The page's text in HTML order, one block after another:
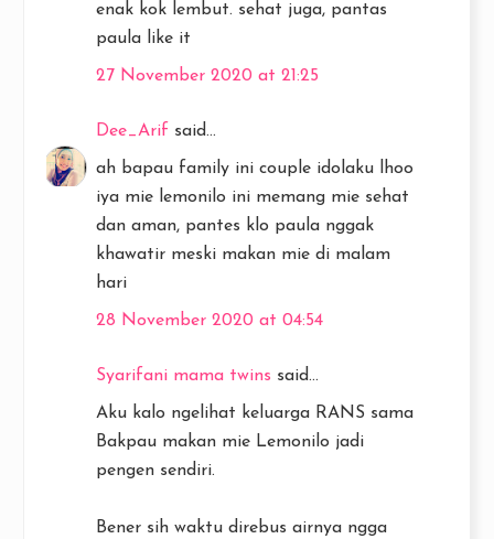
enak kok lembut. sehat juga, pantas
paula like it
27 November 2020 at 21:25
Dee_Arif said...
ah bapau family ini couple idolaku lhoo
iya mie lemonilo ini memang mie sehat
dan aman, pantes klo paula nggak
khawatir meski makan mie di malam
hari
28 November 2020 at 04:54
Syarifani mama twins said...
Aku kalo ngelihat keluarga RANS sama
Bakpau makan mie Lemonilo jadi
pengen sendiri.
Bener sih waktu direbus airnya ngga